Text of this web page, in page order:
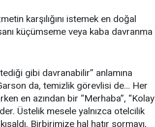
karşılığını istemek en doğal
küçümseme veya kaba davranma
gibi davranabilir” anlamına
da, temizlik görevlisi de… Her
en azından bir “Merhaba”, “Kolay
Üstelik mesele yalnızca otelcilik
Birbirimize hal hatır sormayı,